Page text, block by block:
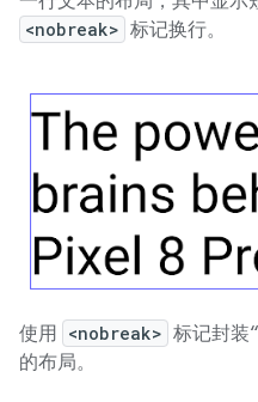
<nobreak> 标记换行。
使用 <nobreak> 标记封装
的布局。